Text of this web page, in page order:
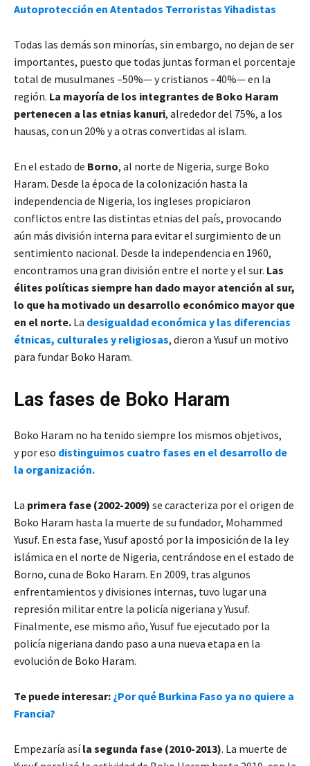
Autoprotección en Atentados Terroristas Yihadistas
Todas las demás son minorías, sin embargo, no dejan de ser
importantes, puesto que todas juntas forman el porcentaje
total de musulmanes –50%— y cristianos –40%— en la
región. La mayoría de los integrantes de Boko Haram
pertenecen a las etnias kanuri, alrededor del 75%, a los
hausas, con un 20% y a otras convertidas al islam.
En el estado de Borno, al norte de Nigeria, surge Boko
Haram. Desde la época de la colonización hasta la
independencia de Nigeria, los ingleses propiciaron
conflictos entre las distintas etnias del país, provocando
aún más división interna para evitar el surgimiento de un
sentimiento nacional. Desde la independencia en 1960,
encontramos una gran división entre el norte y el sur. Las
élites políticas siempre han dado mayor atención al sur,
lo que ha motivado un desarrollo económico mayor que
en el norte. La desigualdad económica y las diferencias
étnicas, culturales y religiosas, dieron a Yusuf un motivo
para fundar Boko Haram.
Las fases de Boko Haram
Boko Haram no ha tenido siempre los mismos objetivos,
y por eso distinguimos cuatro fases en el desarrollo de
la organización.
La primera fase (2002-2009) se caracteriza por el origen de
Boko Haram hasta la muerte de su fundador, Mohammed
Yusuf. En esta fase, Yusuf apostó por la imposición de la ley
islámica en el norte de Nigeria, centrándose en el estado de
Borno, cuna de Boko Haram. En 2009, tras algunos
enfrentamientos y divisiones internas, tuvo lugar una
represión militar entre la policía nigeriana y Yusuf.
Finalmente, ese mismo año, Yusuf fue ejecutado por la
policía nigeriana dando paso a una nueva etapa en la
evolución de Boko Haram.
Te puede interesar: ¿Por qué Burkina Faso ya no quiere a
Francia?
Empezaría asíla segunda fase (2010-2013). La muerte de